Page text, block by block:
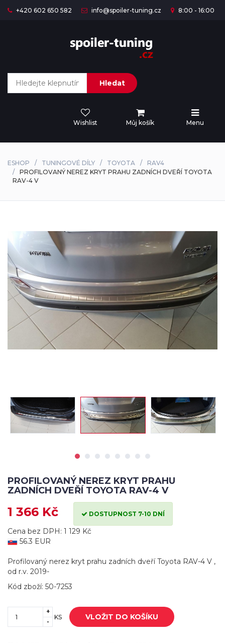
+420 602 650 582 info@spoiler-tuning.cz 8:00 - 16:00
Hledat
Wishlist Můj košík Menu
ESHOP TUNINGOVÉ DÍLY TOYOTA
RAV4
PROFILOVANÝ NEREZ KRYT PRAHU ZADNÍCH DVEŘÍ TOYOTA
RAV-4 V
PROFILOVANÝ NEREZ KRYT PRAHU
ZADNÍCH DVEŘÍ TOYOTA RAV-4 V
1 366 Kč DOSTUPNOST 7-10 DNÍ
Cena bez DPH: 1 129 Kč
56.3 EUR
Profilovaný nerez kryt prahu zadních dveří Toyota RAV-4 V ,
od r.v. 2019-
Kód zboží: 50-7253
+
-
KS VLOŽIT DO KOŠÍKU